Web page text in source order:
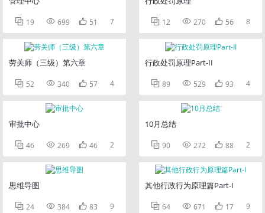
 19  699  51 7
劳关师（三级）第六章
 52  340  57 4
审批中心
 46  269  46 2
思维导图
 24  384  83 9
 12  270  56 8
行政处罚原理Part-II
 89  529  93 4
10月总结
 90  272  88 2
其他行政行为原理篇Part-I
 64  671  17 9